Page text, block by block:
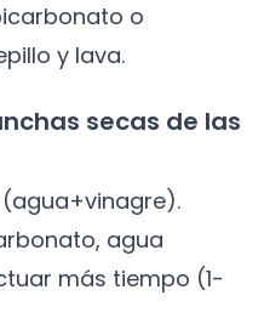
o
y lava.
secas de las
agua
más tiempo (1-